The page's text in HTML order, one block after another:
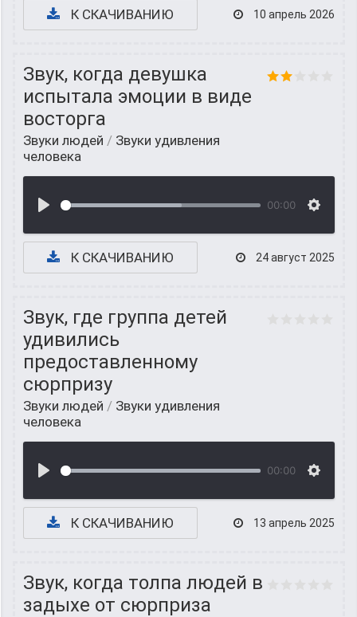
К СКАЧИВАНИЮ 10 апрель 2026
Звук, когда девушка
испытала эмоции в виде
восторга
Звуки людей / Звуки удивления
человека
00:00
К СКАЧИВАНИЮ 24 август 2025
Звук, где группа детей
удивились
предоставленному
сюрпризу
Звуки людей / Звуки удивления
человека
00:00
К СКАЧИВАНИЮ 13 апрель 2025
Звук, когда толпа людей в
задыхе от сюрприза